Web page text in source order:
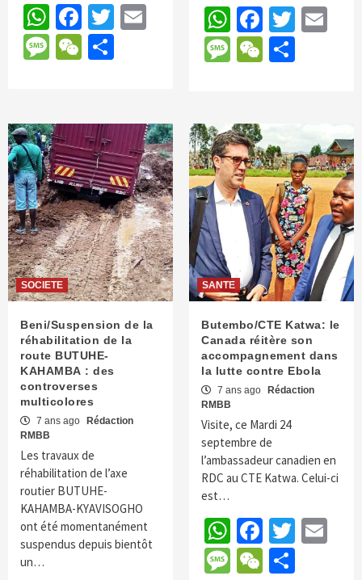
WhatsApp
Facebook
TwitterEmail
Message
WeChatPartager
WhatsApp
Message
WeChat
SOCIETE
Beni/Suspension de la
réhabilitation de la
route BUTUHE-
KAHAMBA : des
controverses
multicolores
7 ans ago
Rédaction
RMBB
Les travaux de
réhabilitation de l’axe
routier BUTUHE-
KAHAMBA-KYAVISOGHO
ont été momentanément
suspendus depuis bientôt
un…
SANTE
Butembo/CTE Katwa: le
Canada réitère son
accompagnement dans
la lutte contre Ebola
7 ans ago
Rédaction
RMBB
Visite, ce Mardi 24
septembre de
l’ambassadeur canadien en
RDC au CTE Katwa. Celui-ci
est…
WhatsApp
Message
WeChat